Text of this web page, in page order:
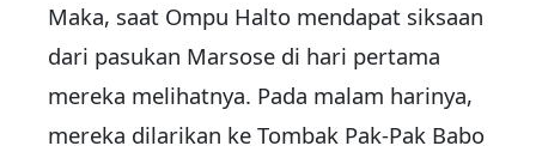
Maka, saat Ompu Halto mendapat siksaan
dari pasukan Marsose di hari pertama
mereka melihatnya. Pada malam harinya,
mereka dilarikan ke Tombak Pak-Pak Babo